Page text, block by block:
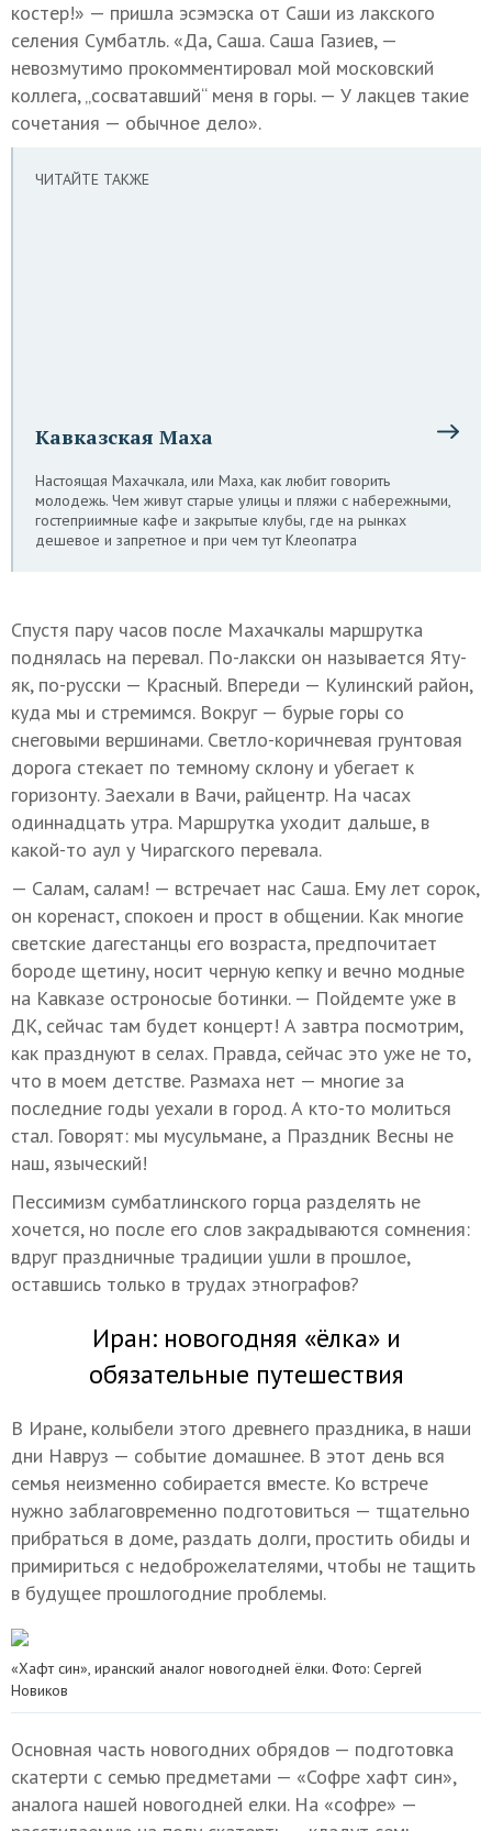
костер!» — пришла эсэмэска от Саши из лакского
селения Сумбатль. «Да, Саша. Саша Газиев, —
невозмутимо прокомментировал мой московский
коллега, „сосватавший“ меня в горы. — У лакцев такие
сочетания — обычное дело».
ЧИТАЙТЕ ТАКЖЕ
Кавказская Маха
Настоящая Махачкала, или Маха, как любит говорить
молодежь. Чем живут старые улицы и пляжи с набережными,
гостеприимные кафе и закрытые клубы, где на рынках
дешевое и запретное и при чем тут Клеопатра
Спустя пару часов после Махачкалы маршрутка
поднялась на перевал. По-лакски он называется Яту-
як, по-русски — Красный. Впереди — Кулинский район,
куда мы и стремимся. Вокруг — бурые горы со
снеговыми вершинами. Светло-коричневая грунтовая
дорога стекает по темному склону и убегает к
горизонту. Заехали в Вачи, райцентр. На часах
одиннадцать утра. Маршрутка уходит дальше, в
какой-то аул у Чирагского перевала.
— Салам, салам! — встречает нас Саша. Ему лет сорок,
он коренаст, спокоен и прост в общении. Как многие
светские дагестанцы его возраста, предпочитает
бороде щетину, носит черную кепку и вечно модные
на Кавказе остроносые ботинки. — Пойдемте уже в
ДК, сейчас там будет концерт! А завтра посмотрим,
как празднуют в селах. Правда, сейчас это уже не то,
что в моем детстве. Размаха нет — многие за
последние годы уехали в город. А кто-то молиться
стал. Говорят: мы мусульмане, а Праздник Весны не
наш, языческий!
Пессимизм сумбатлинского горца разделять не
хочется, но после его слов закрадываются сомнения:
вдруг праздничные традиции ушли в прошлое,
оставшись только в трудах этнографов?
Иран: новогодняя «ёлка» и
обязательные путешествия
В Иране, колыбели этого древнего праздника, в наши
дни Навруз — событие домашнее. В этот день вся
семья неизменно собирается вместе. Ко встрече
нужно заблаговременно подготовиться — тщательно
прибраться в доме, раздать долги, простить обиды и
примириться с недоброжелателями, чтобы не тащить
в будущее прошлогодние проблемы.
«Хафт син», иранский аналог новогодней ёлки. Фото: Сергей
Новиков
Основная часть новогодних обрядов — подготовка
скатерти с семью предметами — «Софре хафт син»,
аналога нашей новогодней елки. На «софре» —